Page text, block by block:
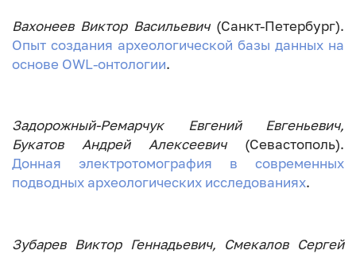
Вахонеев Виктор Васильевич (Санкт-Петербург).
Опыт создания археологической базы данных на
основе OWL-онтологии.
Задорожный-Ремарчук Евгений Евгеньевич,
Букатов Андрей Алексеевич (Севастополь).
Донная электротомография в современных
подводных археологических исследованиях.
Зубарев Виктор Геннадьевич, Смекалов Сергей